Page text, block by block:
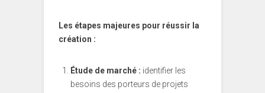
Les étapes majeures pour réussir la
création :
Étude de marché : identifier les
besoins des porteurs de projets